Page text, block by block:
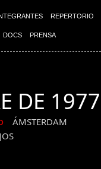
REPERTORIO
DOCS PRENSA
DE 1977
ÁMSTERDAM